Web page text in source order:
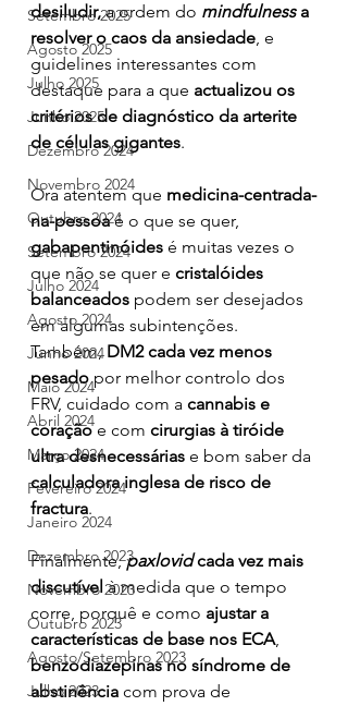
Setembro 2025
Agosto 2025
Julho 2025
Junho 2025
Dezembro 2024
Novembro 2024
Outubro 2024
Setembro 2024
Julho 2024
Agosto 2024
Junho 2024
Maio 2024
Abril 2024
Março 2024
Fevereiro 2024
Janeiro 2024
Dezembro 2023
Novembro 2023
Outubro 2023
Agosto/Setembro 2023
Julho 2023
desiludir, a ordem do mindfulness a
resolver o caos da ansiedade, e
guidelines interessantes com
destaque para a que actualizou os
critérios de diagnóstico da arterite
de células gigantes.
Ora atentem que medicina-centrada-
na-pessoa é o que se quer,
gabapentinóides é muitas vezes o
que não se quer e cristalóides
balanceados podem ser desejados
em algumas subintenções.
Também, DM2 cada vez menos
pesado por melhor controlo dos
FRV, cuidado com a cannabis e
coração e com cirurgias à tiróide
ultra desnecessárias e bom saber da
calculadora inglesa de risco de
fractura.
Finalmente, paxlovid cada vez mais
discutível à medida que o tempo
corre, porquê e como ajustar a
características de base nos ECA,
benzodiazepinas no síndrome de
abstinência com prova de